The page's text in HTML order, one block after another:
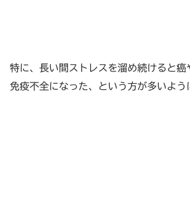
特に、長い間ストレスを溜め続けると癌
免疫不全になった、という方が多いよう